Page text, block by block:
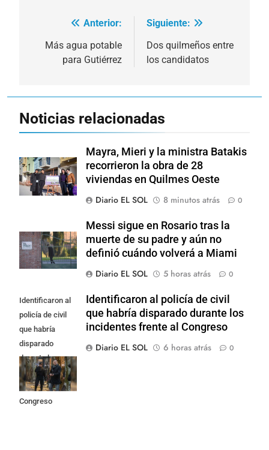
Navegación
de
entradas
Anterior:
Más agua potable
para Gutiérrez
Siguiente:
Dos quilmeños entre
los candidatos
Noticias relacionadas
Mayra, Mieri y la ministra Batakis
recorrieron la obra de 28
viviendas en Quilmes Oeste
Diario EL SOL
8 minutos atrás 0
Messi sigue en Rosario tras la
muerte de su padre y aún no
definió cuándo volverá a Miami
Diario EL SOL
5 horas atrás 0
Identificaron al
policía de civil
que habría
disparado
durante los
incidentes
frente al
Congreso
Identificaron al policía de civil
que habría disparado durante los
incidentes frente al Congreso
Diario EL SOL
6 horas atrás 0